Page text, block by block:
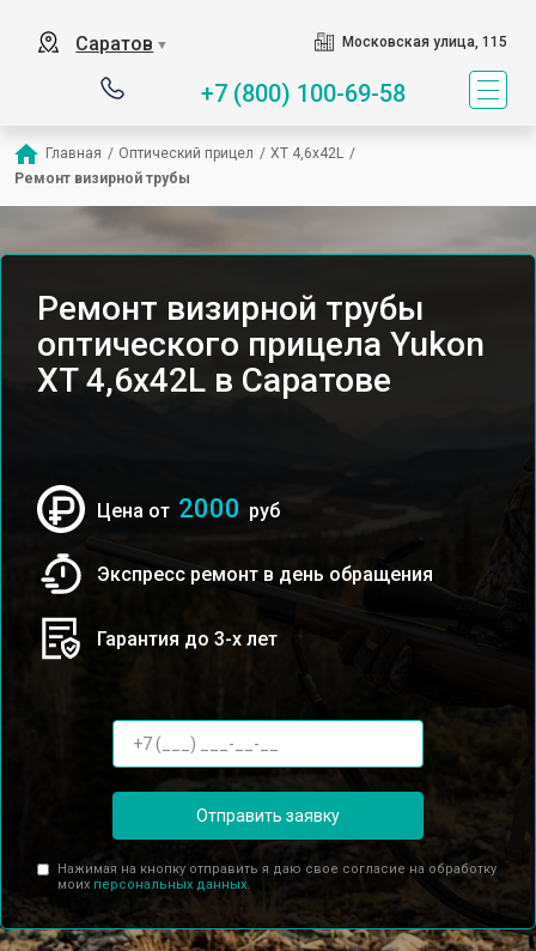
Саратов ▼ Московская улица, 115
+7 (800) 100-69-58
Главная / Оптический прицел / XT 4,6x42L /
Ремонт визирной трубы
Ремонт визирной трубы
оптического прицела Yukon
XT 4,6x42L в Саратове
Цена от 2000 руб
Экспресс ремонт в день обращения
Гарантия до 3-х лет
Отправить заявку
Нажимая на кнопку отправить я даю свое согласие на обработку
моих персональных данных.